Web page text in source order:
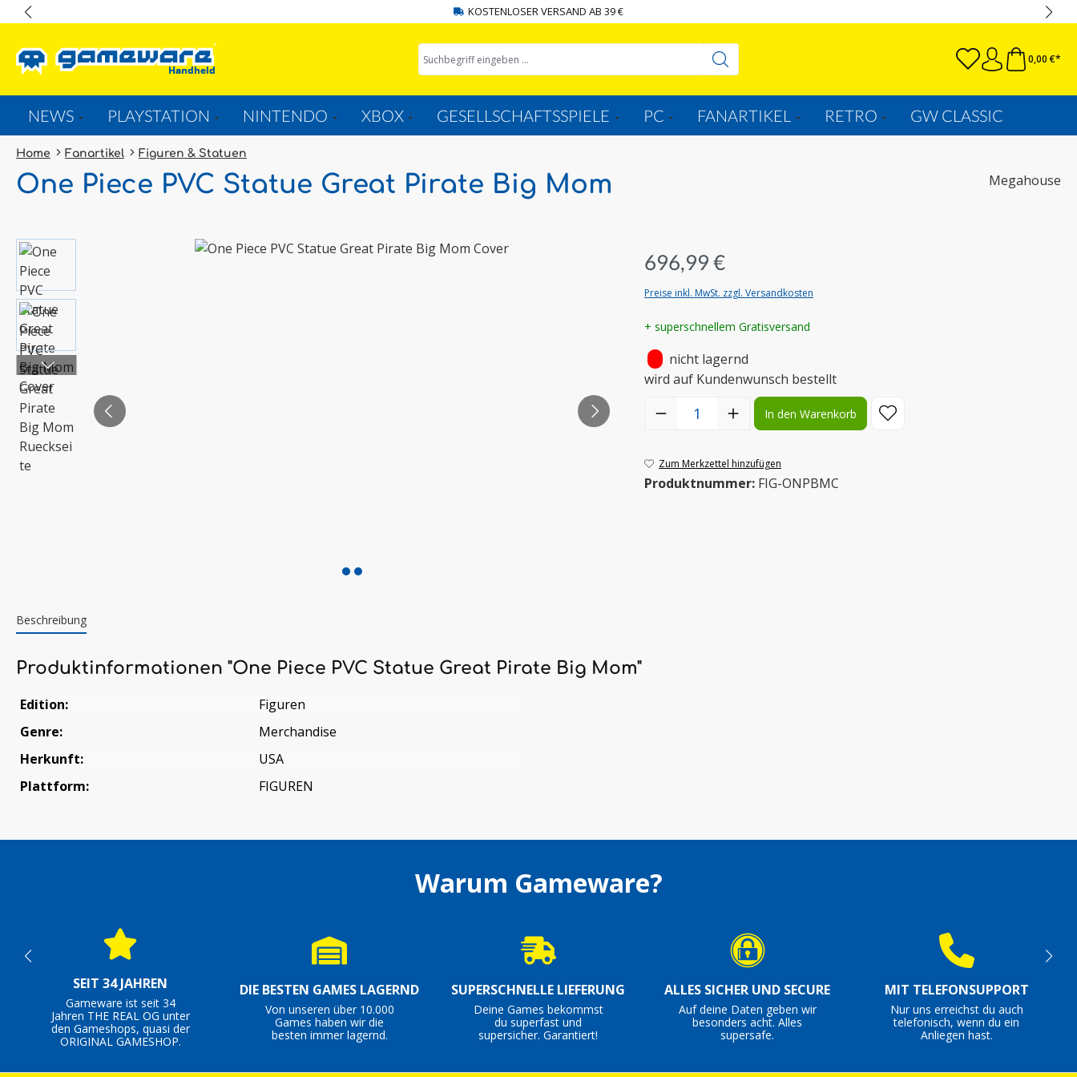
KOSTENLOSER VERSAND AB 39 €
0,00 €*
NEWS PLAYSTATION NINTENDO XBOX GESELLSCHAFTSSPIELE PC FANARTIKEL RETRO GW CLASSIC
Home Fanartikel Figuren & Statuen
One Piece PVC Statue Great Pirate Big Mom Megahouse
Bildergalerie überspringen
696,99 €
Preise inkl. MwSt. zzgl. Versandkosten
+ superschnellem Gratisversand
nicht lagernd
wird auf Kundenwunsch bestellt
Produkt Anzahl: Gib den gewünschten Wert ein oder benutze die
In den Warenkorb
Zum Merkzettel hinzufügen
Produktnummer: FIG-ONPBMC
Beschreibung
Produktinformationen "One Piece PVC Statue Great Pirate Big Mom"
Edition:
Figuren
Genre:
Merchandise
Herkunft:
USA
Plattform:
FIGUREN
Warum Gameware?
SEIT 34 JAHREN
Gameware ist seit 34
Jahren THE REAL OG unter
den Gameshops, quasi der
ORIGINAL GAMESHOP.
DIE BESTEN GAMES LAGERND
Von unseren über 10.000
Games haben wir die
besten immer lagernd.
SUPERSCHNELLE LIEFERUNG
Deine Games bekommst
du superfast und
supersicher. Garantiert!
ALLES SICHER UND SECURE
Auf deine Daten geben wir
besonders acht. Alles
supersafe.
MIT TELEFONSUPPORT
Nur uns erreichst du auch
telefonisch, wenn du ein
Anliegen hast.